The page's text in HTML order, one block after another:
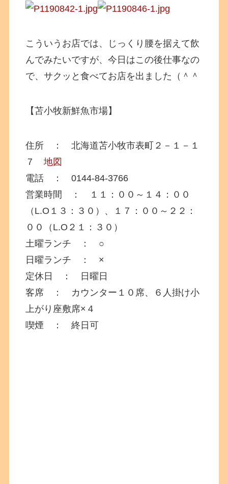
こういうお店では、じっくり腰を据えて飲
んでみたいですが、今日はこの後仕事なの
で、サクッと食べてお店を出ました（＾＾
【苫小牧新鮮魚市場】
住所 ： 北海道苫小牧市表町２－１－１
７地図
電話 ： 0144-84-3766
営業時間 ： １１：００～１４：００
（L.O１３：３０）、１７：００～２２：
００（L.O２１：３０）
土曜ランチ ： ○
日曜ランチ ： ×
定休日 ： 日曜日
客席 ： カウンター１０席、６人掛け小
上がり座敷席×４
喫煙 ： 終日可